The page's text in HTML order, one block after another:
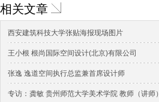
相关文章
西安建筑科技大学张贴海报现场图片
王小根 根尚国际空间设计(北京)有限公司
张逸 逸道空间执行总监兼首席设计师
专访：龚敏 贵州师范大学美术学院 教师（讲师）